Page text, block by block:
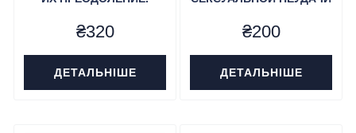
₴320
ДЕТАЛЬНІШЕ
С.
₴200
ДЕТАЛЬНІШЕ